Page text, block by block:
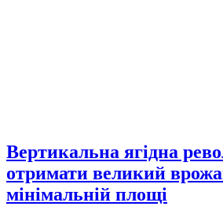
Вертикальна ягідна
отримати великий
мінімальній площі